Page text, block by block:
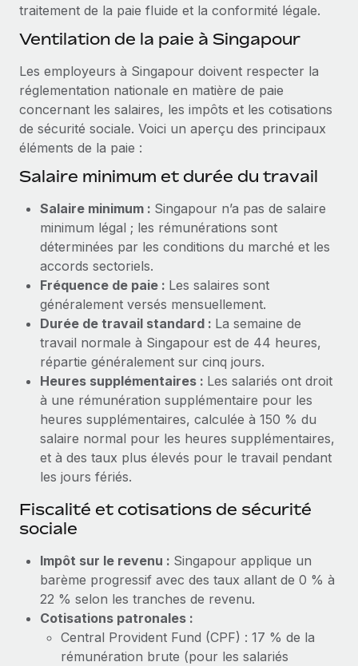
Remote Watchtower
Gardez un temps d’avance sur les risques en
Gestion des appareils
Achetez et suivez vos équipements informatiques
dans le monde entier
Établissez des entités rapidement et en toute
Mobilité et déménagement international
Organisez facilement le déménagement de vos
employés
Avantages sociaux
Gérez facilement les avantages sociaux
BLOG
Paie multipays
EOR et PEO
Gestion des freelances
Taxes
Explorer le blog
BLOG
Mises à jour des produits de Remote :
freelances Plus
Remote a toujours pour mission d'aider les entreprises de
toute taille à embaucher, gérer et payer...
En savoir plus
Comment Phiture gère ses 55 employés
répartis dans 19 pays grâce à Remote
Phiture, un leader notable du conseil en matière de
croissance mobile internationale, encourage les...
En savoir plus
traitement de la paie fluide et la conformité légale.
Ventilation de la paie à Singapour
Les employeurs à Singapour doivent respecter la
réglementation nationale en matière de paie
concernant les salaires, les impôts et les cotisations
de sécurité sociale. Voici un aperçu des principaux
éléments de la paie :
Salaire minimum et durée du travail
Salaire minimum : Singapour n’a pas de salaire
minimum légal ; les rémunérations sont
déterminées par les conditions du marché et les
accords sectoriels.
Fréquence de paie : Les salaires sont
généralement versés mensuellement.
Durée de travail standard : La semaine de
travail normale à Singapour est de 44 heures,
répartie généralement sur cinq jours.
Heures supplémentaires : Les salariés ont droit
à une rémunération supplémentaire pour les
heures supplémentaires, calculée à 150 % du
salaire normal pour les heures supplémentaires,
et à des taux plus élevés pour le travail pendant
les jours fériés.
Fiscalité et cotisations de sécurité
sociale
Impôt sur le revenu : Singapour applique un
barème progressif avec des taux allant de 0 % à
22 % selon les tranches de revenu.
Cotisations patronales :
Central Provident Fund (CPF) : 17 % de la
rémunération brute (pour les salariés